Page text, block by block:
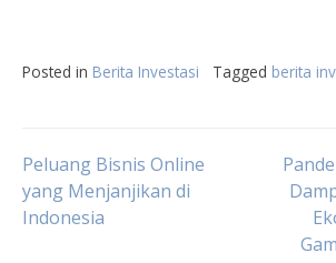
Posted in Berita Investasi Tagged berita
Post
navigation
Peluang Bisnis Online
yang Menjanjikan di
Indonesia